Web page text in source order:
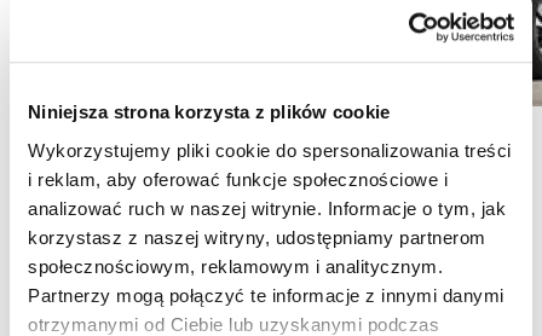
Niniejsza strona korzysta z plików cookie
Wykorzystujemy pliki cookie do spersonalizowania treści
i reklam, aby oferować funkcje społecznościowe i
analizować ruch w naszej witrynie. Informacje o tym, jak
korzystasz z naszej witryny, udostępniamy partnerom
społecznościowym, reklamowym i analitycznym.
Partnerzy mogą połączyć te informacje z innymi danymi
otrzymanymi od Ciebie lub uzyskanymi podczas
Cena katalogowa – 261 100 zł brutto
Rabat – 65 275 zł brutto
Cena po rabacie – 195 825 zł brutto
Rata najmu dla firm – 1 152,16 zł netto
Rata najmu dla osób prywatnych – 1 893 zł brutto